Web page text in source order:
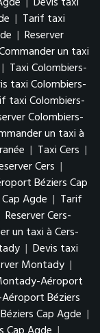
| Tarif taxi
| Reserver
un taxi
| Taxi Colombiers-
taxi Colombiers-
taxi Colombiers-
Colombiers-
un taxi à
| Taxi Cers |
Cers |
Béziers Cap
Agde | Tarif
Reserver Cers-
un taxi à Cers-
| Devis taxi
Montady |
Aéroport
Béziers
Cap Agde |